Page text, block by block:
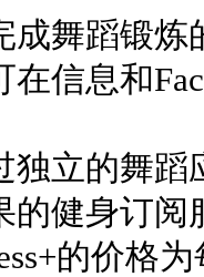
蹈锻炼
信息和
的舞蹈
的健身订
的价格